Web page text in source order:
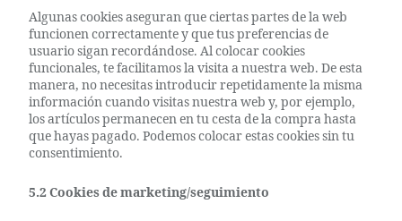
Algunas cookies aseguran que ciertas partes de la web
funcionen correctamente y que tus preferencias de
usuario sigan recordándose. Al colocar cookies
funcionales, te facilitamos la visita a nuestra web. De esta
manera, no necesitas introducir repetidamente la misma
información cuando visitas nuestra web y, por ejemplo,
los artículos permanecen en tu cesta de la compra hasta
que hayas pagado. Podemos colocar estas cookies sin tu
consentimiento.
5.2 Cookies de marketing/seguimiento